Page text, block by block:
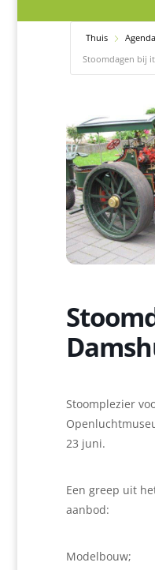
Thuis
Stoomdagen bij
Stoomplezier
23 juni.
Een greep uit
Modelbouw;